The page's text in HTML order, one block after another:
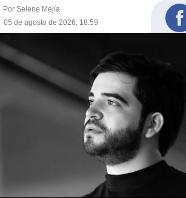
Por Selene Mejía
05 de agosto de 2026, 18:59